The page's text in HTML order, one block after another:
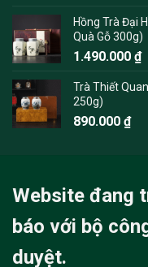
Hồng Trà Đại
Quà Gỗ 300g)
1.490.000 ₫
Trà Thiết
250g)
890.000 ₫
Website đang
báo với bộ
duyệt.